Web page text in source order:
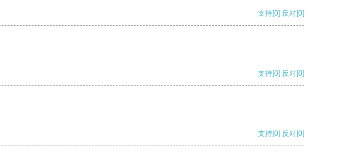
支持[0] 反对[0]
支持[0] 反对[0]
支持[0] 反对[0]